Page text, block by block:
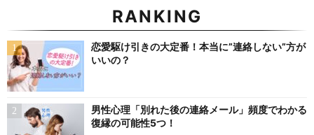
RANKING
恋愛駆け引きの大定番！本当に”連絡しない”方が
いいの？
男性心理「別れた後の連絡メール」頻度でわかる
復縁の可能性5つ！